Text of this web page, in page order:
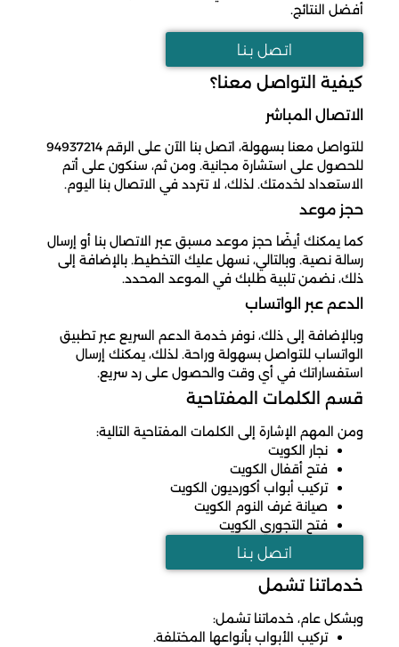
أفضل النتائج.
اتـصل بـنـا
كيفية التواصل معنا؟
الاتصال المباشر
للتواصل معنا بسهولة، اتصل بنا الآن على الرقم 94937214
للحصول على استشارة مجانية. ومن ثم، سنكون على أتم
الاستعداد لخدمتك. لذلك، لا تتردد في الاتصال بنا اليوم.
حجز موعد
كما يمكنك أيضًا حجز موعد مسبق عبر الاتصال بنا أو إرسال
رسالة نصية. وبالتالي، نسهل عليك التخطيط. بالإضافة إلى
ذلك، نضمن تلبية طلبك في الموعد المحدد.
الدعم عبر الواتساب
وبالإضافة إلى ذلك، نوفر خدمة الدعم السريع عبر تطبيق
الواتساب للتواصل بسهولة وراحة. لذلك، يمكنك إرسال
استفساراتك في أي وقت والحصول على رد سريع.
قسم الكلمات المفتاحية
ومن المهم الإشارة إلى الكلمات المفتاحية التالية:
نجار الكويت
فتح أقفال الكويت
تركيب أبواب أكورديون الكويت
صيانة غرف النوم الكويت
فتح التجوري الكويت
اتـصل بـنـا
خدماتنا تشمل
وبشكل عام، خدماتنا تشمل:
تركيب الأبواب بأنواعها المختلفة.